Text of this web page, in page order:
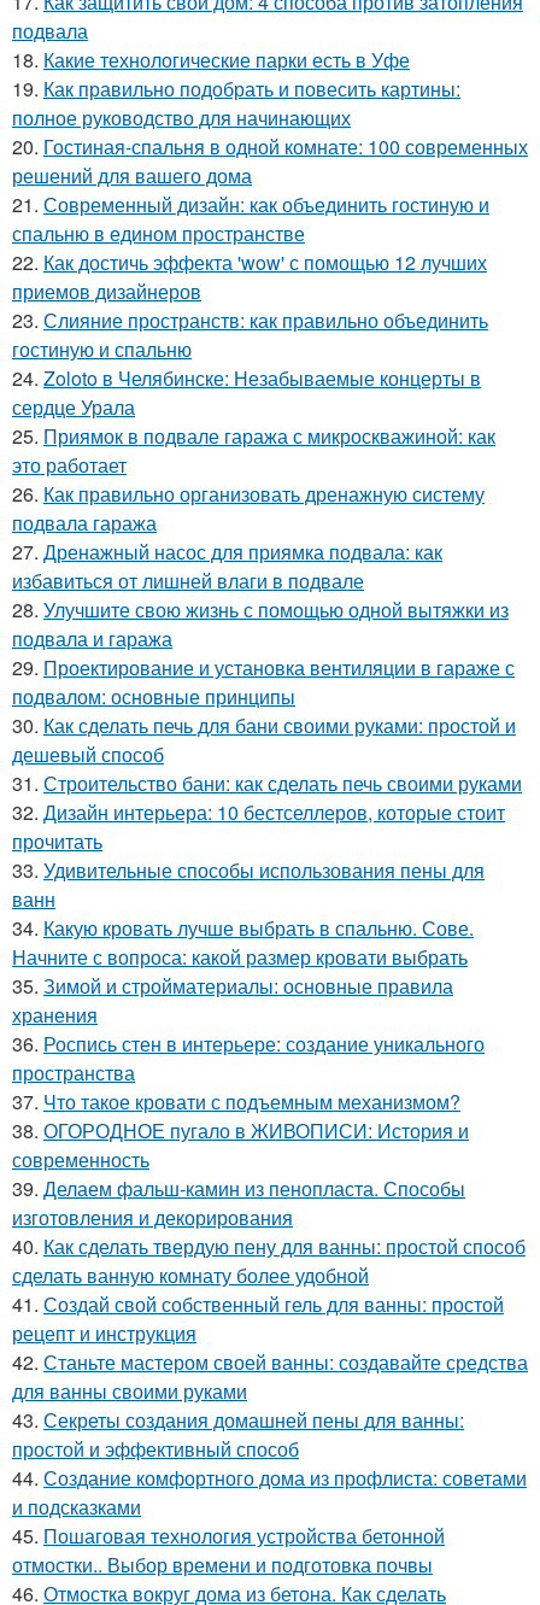
подвала
18. Какие технологические парки есть в Уфе
19. Как правильно подобрать и повесить картины:
полное руководство для начинающих
20. Гостиная-спальня в одной комнате: 100 современных
решений для вашего дома
21. Современный дизайн: как объединить гостиную и
спальню в едином пространстве
22. Как достичь эффекта 'wow' с помощью 12 лучших
приемов дизайнеров
23. Слияние пространств: как правильно объединить
гостиную и спальню
24. Zoloto в Челябинске: Незабываемые концерты в
сердце Урала
25. Приямок в подвале гаража с микроскважиной: как
это работает
26. Как правильно организовать дренажную систему
подвала гаража
27. Дренажный насос для приямка подвала: как
избавиться от лишней влаги в подвале
28. Улучшите свою жизнь с помощью одной вытяжки из
подвала и гаража
29. Проектирование и установка вентиляции в гараже с
подвалом: основные принципы
30. Как сделать печь для бани своими руками: простой и
дешевый способ
31. Строительство бани: как сделать печь своими руками
32. Дизайн интерьера: 10 бестселлеров, которые стоит
прочитать
33. Удивительные способы использования пены для
ванн
34. Какую кровать лучше выбрать в спальню. Сове.
Начните с вопроса: какой размер кровати выбрать
35. Зимой и стройматериалы: основные правила
хранения
36. Роспись стен в интерьере: создание уникального
пространства
37. Что такое кровати с подъемным механизмом?
38. ОГОРОДНОЕ пугало в ЖИВОПИСИ: История и
современность
39. Делаем фальш-камин из пенопласта. Способы
изготовления и декорирования
40. Как сделать твердую пену для ванны: простой способ
сделать ванную комнату более удобной
41. Создай свой собственный гель для ванны: простой
рецепт и инструкция
42. Станьте мастером своей ванны: создавайте средства
для ванны своими руками
43. Секреты создания домашней пены для ванны:
простой и эффективный способ
44. Создание комфортного дома из профлиста: советами
и подсказками
45. Пошаговая технология устройства бетонной
отмостки.. Выбор времени и подготовка почвы
46. Отмостка вокруг дома из бетона. Как сделать